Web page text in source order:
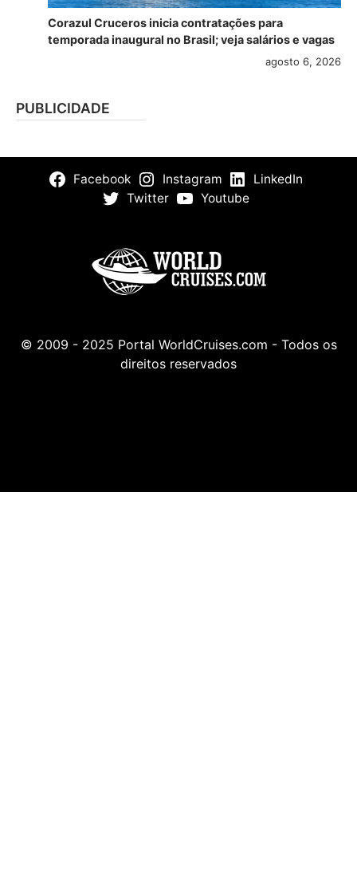
Corazul Cruceros inicia contratações para
temporada inaugural no Brasil; veja salários e vagas
agosto 6, 2026
PUBLICIDADE
Facebook Instagram
LinkedIn
Twitter
Youtube
© 2009 - 2025 Portal WorldCruises.com - Todos os
direitos reservados